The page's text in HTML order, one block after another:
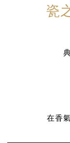
瓷
在香